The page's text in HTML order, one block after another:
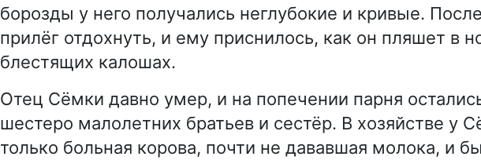
борозды у него получались неглубокие и кривые.
прилёг отдохнуть, и ему приснилось, как он пляшет в
блестящих калошах.
Отец Сёмки давно умер, и на попечении парня
шестеро малолетних братьев и сестёр. В хозяйстве у
только больная корова, почти не дававшая молока, и